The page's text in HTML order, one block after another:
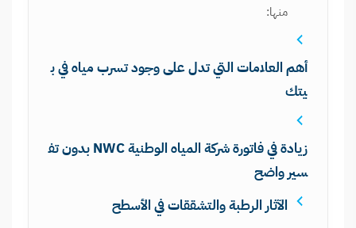
منها:
أهم العلامات التي تدل على وجود تسرب مياه في ب
يتك
زيادة في فاتورة شركة المياه الوطنية NWC بدون تف
سير واضح
الآثار الرطبة والتشققات في الأسطح